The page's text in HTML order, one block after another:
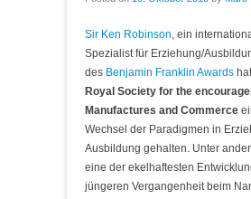
Sir Ken Robinson, ein
Spezialist für Erziehung/
des Benjamin Franklin Awards
Royal Society for the
Manufactures and Commerce
Wechsel der Paradigmen in
Ausbildung gehalten. Unter
eine der ekelhaftesten
jüngeren Vergangenheit beim